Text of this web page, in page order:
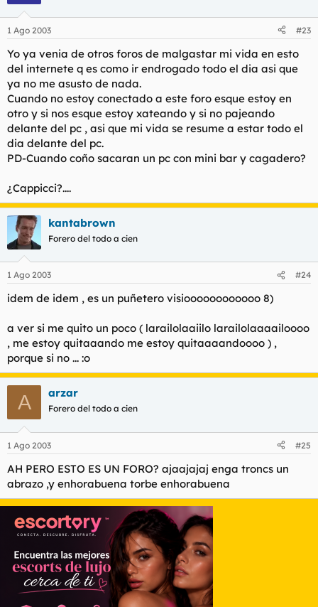
1 Ago 2003 #23
Yo ya venia de otros foros de malgastar mi vida en esto
del internete q es como ir endrogado todo el dia asi que
ya no me asusto de nada.
Cuando no estoy conectado a este foro esque estoy en
otro y si nos esque estoy xateando y si no pajeando
delante del pc , asi que mi vida se resume a estar todo el
dia delante del pc.
PD-Cuando coño sacaran un pc con mini bar y cagadero?
¿Cappicci?....
kantabrown
Forero del todo a cien
1 Ago 2003 #24
idem de idem , es un puñetero visioooooooooooo 8)
a ver si me quito un poco ( larailolaaiilo larailolaaaailoooo
, me estoy quitaaando me estoy quitaaaandoooo ) ,
porque si no ... :o
A arzar
Forero del todo a cien
1 Ago 2003 #25
AH PERO ESTO ES UN FORO? ajaajajaj enga troncs un
abrazo ,y enhorabuena torbe enhorabuena